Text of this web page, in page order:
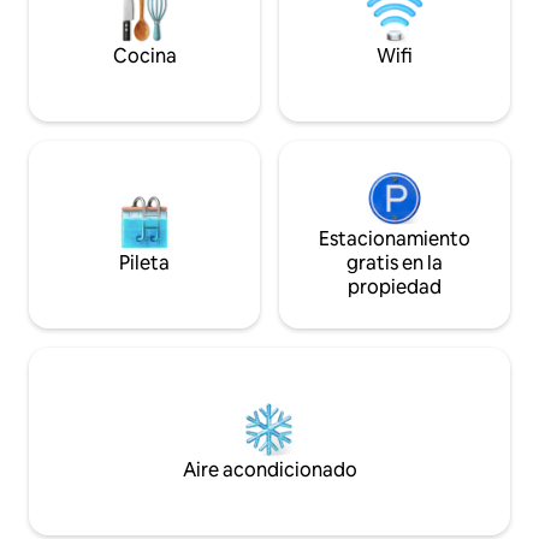
de la «casita» con TV de pantalla plana,
mininevera, microondas y cafetera en la
habitación. La habitación privada está
no hay acceso a la casa principal. Sin
más cómoda y sencilla posible. Los
anfitriones son residentes de la zona
desde hace mucho tiempo que han sido
propietarios y han vivido en esta casa
durante más de 10 años. Se proporciona
un directorio de tiendas y restaurantes
ofrece fácil acceso a la vida del pueblo y
a la playa desde un barrio residencial
tranquilo. Cuenta con acceso a parques
de la ciudad, canchas de tenis, golf y
todo cerca. Fácil acceso cercano al
LO más
desde la azotea
fresco ✓ Garaje +
Fi rápido ✓
Cocina Wifi
Pileta
Estacionamiento
gratis en la
propiedad
Aire acondicionado